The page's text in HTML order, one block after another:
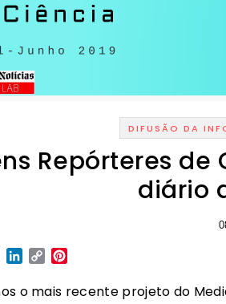
DIFUSÃO DA
Repórteres de
diário
EmailLinkedIn
Copy
o mais recente projeto do